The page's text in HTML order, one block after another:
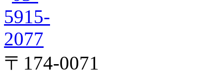
〒174-0071